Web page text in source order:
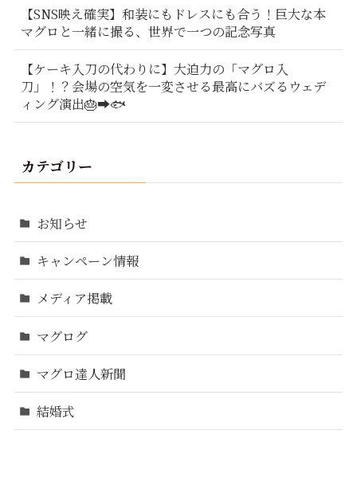
【SNS映え確実】和装にもドレスにも合う！巨大な本
マグロと一緒に撮る、世界で一つの記念写真
【ケーキ入刀の代わりに】大迫力の「マグロ入
刀」！？会場の空気を一変させる最高にバズるウェデ
ィング演出🎂➡️🐟
カテゴリー
お知らせ
キャンペーン情報
メディア掲載
マグログ
マグロ達人新聞
結婚式